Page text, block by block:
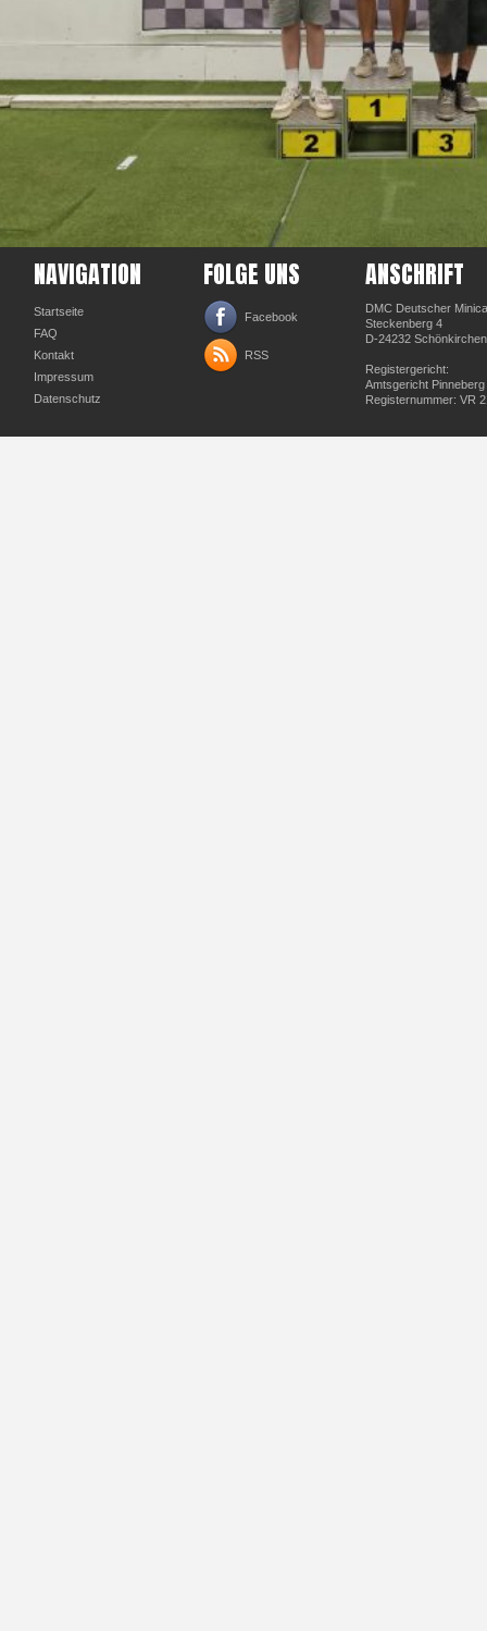
NAVIGATION
Startseite
FAQ
Kontakt
Impressum
Datenschutz
FOLGE UNS
Facebook
RSS
ANSCHRIFT
DMC Deutscher
Steckenberg 4
D-24232 Schönkirchen
Registergericht:
Amtsgericht Pinneberg
Registernummer: VR